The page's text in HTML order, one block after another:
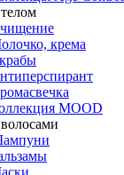
крема
MOOD